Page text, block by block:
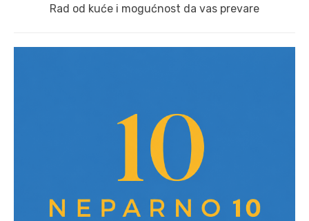
Next
Rad od kuće i mogućnost da vas prevare